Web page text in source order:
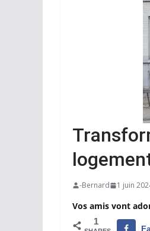
-Bernard 1 juin
Vos amis vont
1